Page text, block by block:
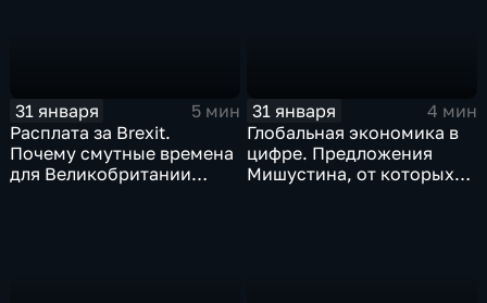
31 января
5 мин
Расплата за Brexit.
Почему смутные времена
для Великобритании
31 января
4 мин
Глобальная экономика в
цифре. Предложения
Мишустина, от которых